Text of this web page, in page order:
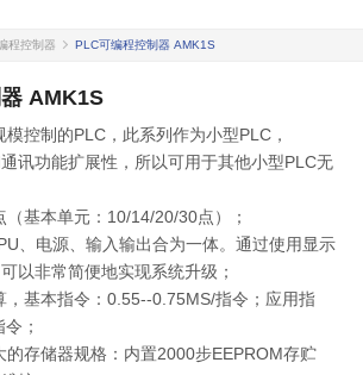
程控制器 PLC可编程控制器 AMK1S
AMK1S
控制的PLC，此系列作为小型PLC，
讯功能扩展性，所以可用于其他小型PLC无
（基本单元：10/14/20/30点）；
、电源、输入输出合为一体。通过使用显示
以非常简便地实现系统升级；
，基本指令：0.55--0.75MS/指令；应用指
；
的存储器规格：内置2000步EEPROM存贮